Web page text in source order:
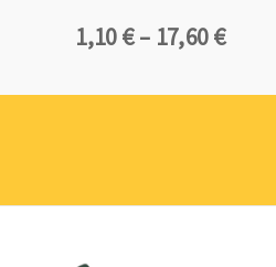
1,10€– 17,60€
Plage
prix :